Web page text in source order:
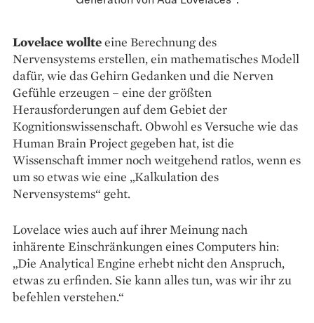
Lovelace wollteeine Berechnung des
Nervensystems erstellen, ein mathematisches Modell
dafür, wie das Gehirn Gedanken und die Nerven
Gefühle erzeugen – eine der größten
Herausforderungen auf dem Gebiet der
Kognitionswissenschaft. Obwohl es Versuche wie das
Human Brain Project gegeben hat, ist die
Wissenschaft immer noch weitgehend ratlos, wenn es
um so etwas wie eine „Kalkulation des
Nervensystems“ geht.
Lovelace wies auch auf ihrer Meinung nach
inhärente Einschränkungen eines Computers hin:
„Die Analytical Engine erhebt nicht den Anspruch,
etwas zu erfinden. Sie kann alles tun, was wir ihr zu
befehlen verstehen.“